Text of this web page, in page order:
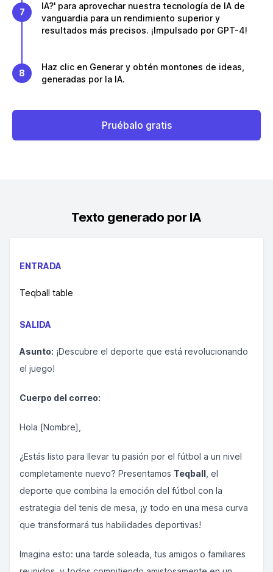
7
IA?' para aprovechar nuestra tecnología de IA de
vanguardia para un rendimiento superior y
resultados más precisos. ¡Impulsado por GPT-4!
8
Haz clic en Generar y obtén montones de ideas,
generadas por la IA.
Pruébalo gratis
Texto generado por IA
ENTRADA
Teqball table
SALIDA
Asunto: ¡Descubre el deporte que está revolucionando
el juego!
Cuerpo del correo:
Hola [Nombre],
¿Estás listo para llevar tu pasión por el fútbol a un nivel
completamente nuevo? Presentamos Teqball , el
deporte que combina la emoción del fútbol con la
estrategia del tenis de mesa, ¡y todo en una mesa curva
que transformará tus habilidades deportivas!
Imagina esto: una tarde soleada, tus amigos o familiares